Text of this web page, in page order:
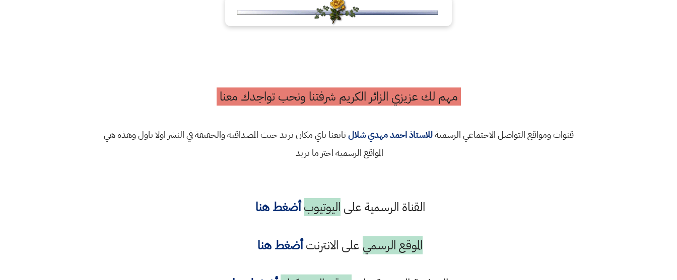
مهم لك عزيزي الزائر الكريم شرفتنا ونحب تواجدك معنا
قنوات ومواقع التواصل الاجتماعي الرسميةللاستاذ احمد مهدي شلالتابعنا باي مكان تريد حيث المصداقية والحقيقة في النشر اولا باول وهذه هي
المواقع الرسمية اختر ما تريد
القناة الرسمية على اليوتيوب أضغط هنا
الموقع الرسمي على الانترنتأضغط هنا